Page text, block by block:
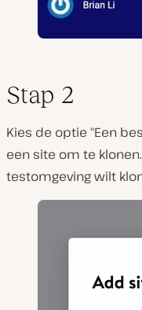
Stap 2
Kies de optie “Een
een site om te
testomgeving wilt